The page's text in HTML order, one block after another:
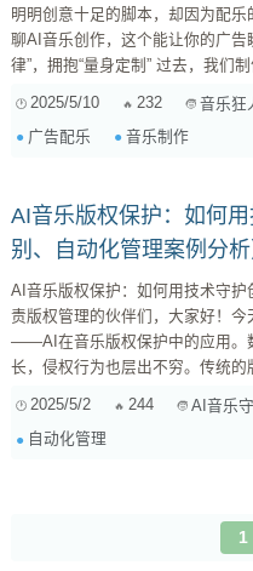
明明创意十足的脚本，却因为配
聊AI音乐创作，这个能让你的广告瞬间提
律”，拥抱“量身定制” 过去，我们制作广告配乐，要么从曲库里大海捞针，
要么花大价钱请作曲家专门创作
高昂，时间周期长。而AI音乐创作的
创作，简单来说，就是利用人工
2025/5/10 232 音乐狂
广告配乐
音乐制作
AI音乐版权保护：如何
别、自动化管理案例分析
AI音乐版权保护：如何用技术守护创作？ 各位音乐行业的同仁
责版权管理的伙伴们，大家好！
——AI在音乐版权保护中的应用。
长，侵权行为也层出不穷。传统
应对海量的侵权内容。而AI技术
其强大的数据处理能力和模式识
2025/5/2 244 AI音乐
自动化管理
1